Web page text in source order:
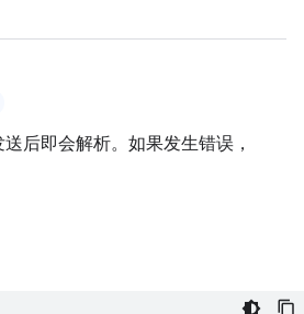
后即会解析。如果发生错误，